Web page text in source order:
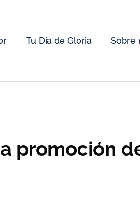
Tu Dia de Gloria Sobre
promoción